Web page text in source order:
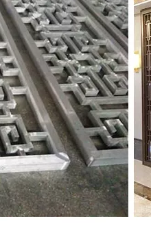
пластины и т. Д.
труба могут резать.
под давлением,
промышленность, общая
конструкция,
промышленности.